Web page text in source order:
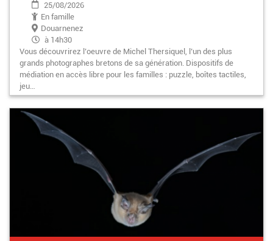
25/08/2026
En famille
Douarnenez
à 14h30
Vous découvrirez l’oeuvre de Michel Thersiquel, l’un des plus
grands photographes bretons de sa génération. Dispositifs de
médiation en accès libre pour les familles : puzzle, boîtes tactiles,
jeu…